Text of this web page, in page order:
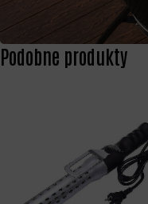
Podobne produkty